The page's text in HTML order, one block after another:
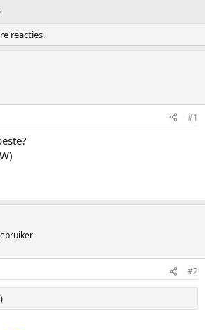
reacties.
#1
#2